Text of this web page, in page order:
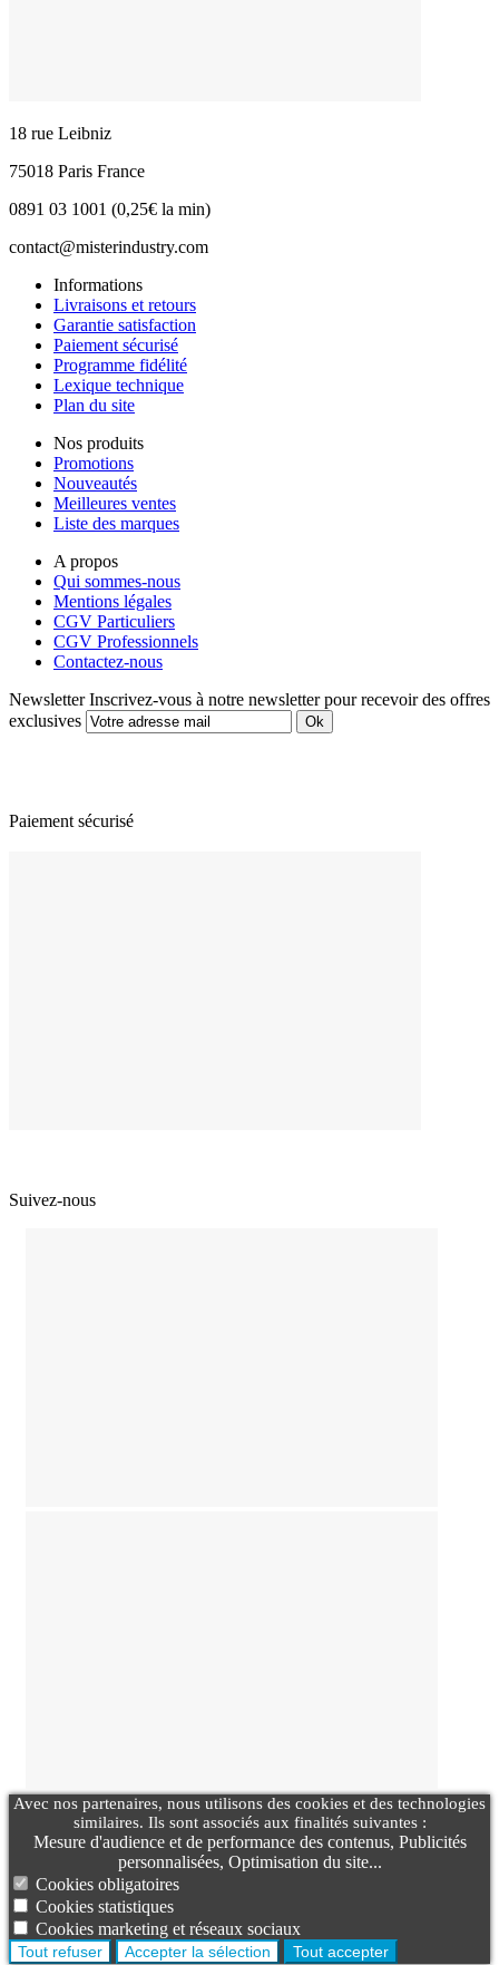
18 rue Leibniz
75018 Paris France
0891 03 1001 (0,25€ la min)
contact@misterindustry.com
Informations
Livraisons et retours
Garantie satisfaction
Paiement sécurisé
Programme fidélité
Lexique technique
Plan du site
Nos produits
Promotions
Nouveautés
Meilleures ventes
Liste des marques
A propos
Qui sommes-nous
Mentions légales
CGV Particuliers
CGV Professionnels
Contactez-nous
Newsletter Inscrivez-vous à notre newsletter pour recevoir des offres
exclusives
Paiement sécurisé
Suivez-nous
Avec nos partenaires, nous utilisons des cookies et des technologies
similaires. Ils sont associés aux finalités suivantes :
Mesure d'audience et de performance des contenus, Publicités
personnalisées, Optimisation du site...
Cookies obligatoires
Cookies statistiques
Cookies marketing et réseaux sociaux
Tout refuser Accepter la sélection Tout accepter